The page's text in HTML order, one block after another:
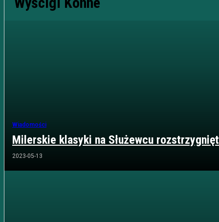
Wiadomości
Milerskie klasyki na Służewcu
2023-05-13